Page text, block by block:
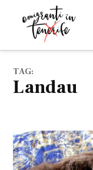
TAG:
landau